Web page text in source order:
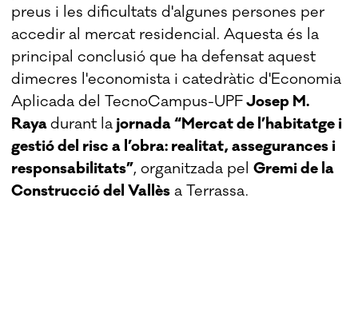
preus i les dificultats d'algunes persones per
accedir al mercat residencial. Aquesta és la
principal conclusió que ha defensat aquest
dimecres l'economista i catedràtic d'Economia
Aplicada del TecnoCampus-UPFJosep M.
Rayadurant la jornada “Mercat de l’habitatge i
gestió del risc a l’obra: realitat, assegurances i
responsabilitats”, organitzada pelGremi de la
Construcció del Vallès a Terrassa.